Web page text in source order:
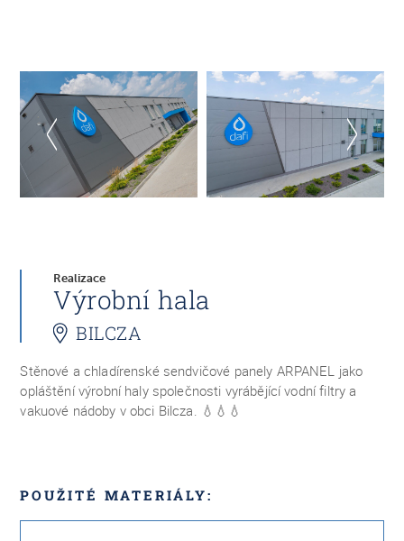
Realizace
Výrobní hala
BILCZA
Stěnové a chladírenské sendvičové panely ARPANEL jako
opláštění výrobní haly společnosti vyrábějící vodní filtry a
vakuové nádoby v obci Bilcza. 💧💧💧
POUŽITÉ MATERIÁLY: